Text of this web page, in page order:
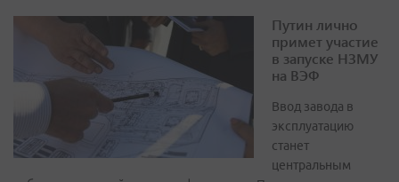
Путин лично
примет участие
в запуске НЗМУ
на ВЭФ
Ввод завода в
эксплуатацию
станет
центральным